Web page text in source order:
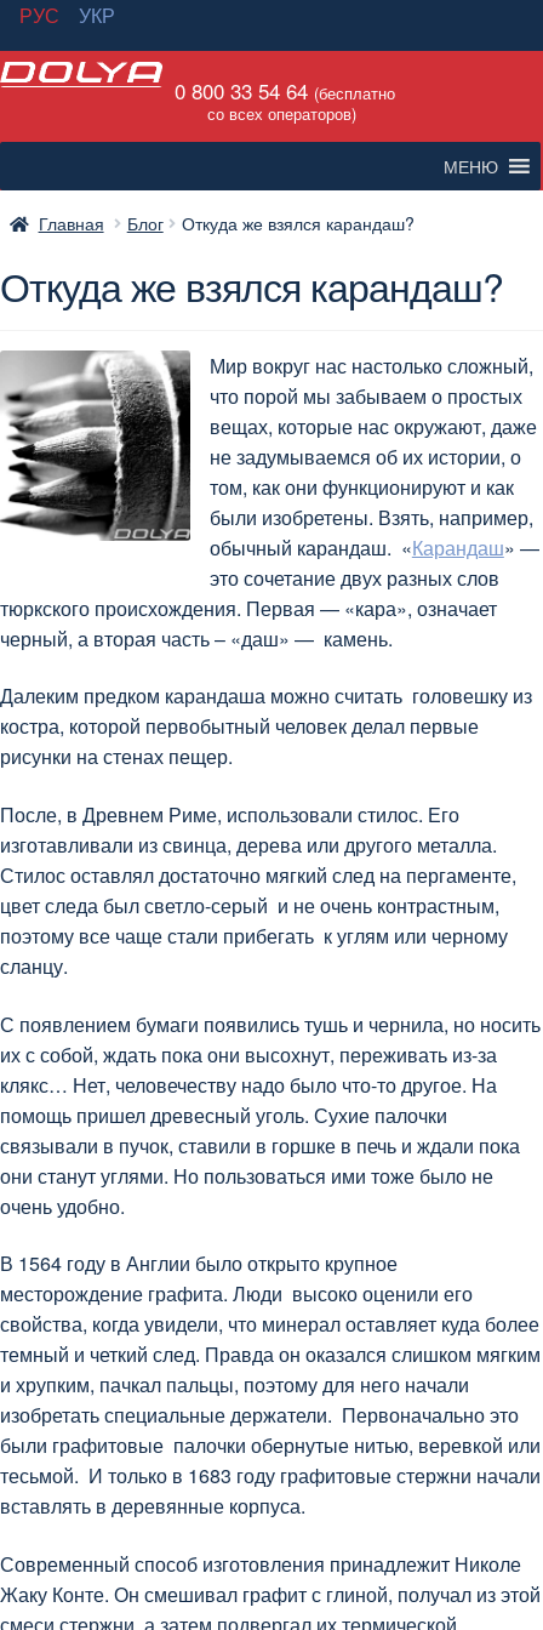
РУС
УКР
Перейти
навигации
Перейти
содержимому
0 800 33 54 64 (бесплатно
со всех операторов)
МЕНЮ
Главная Блог Откуда же взялся карандаш?
Откуда же взялся карандаш?
Мир вокруг нас настолько сложный,
что порой мы забываем о простых
вещах, которые нас окружают, даже
не задумываемся об их истории, о
том, как они функционируют и как
были изобретены. Взять, например,
обычный карандаш. «Карандаш» —
это сочетание двух разных слов
тюркского происхождения. Первая — «кара», означает
черный, а вторая часть – «даш» — камень.
Далеким предком карандаша можно считать головешку из
костра, которой первобытный человек делал первые
рисунки на стенах пещер.
После, в Древнем Риме, использовали стилос. Его
изготавливали из свинца, дерева или другого металла.
Стилос оставлял достаточно мягкий след на пергаменте,
цвет следа был светло-серый и не очень контрастным,
поэтому все чаще стали прибегать к углям или черному
сланцу.
С появлением бумаги появились тушь и чернила, но носить
их с собой, ждать пока они высохнут, переживать из-за
клякс… Нет, человечеству надо было что-то другое. На
помощь пришел древесный уголь. Сухие палочки
связывали в пучок, ставили в горшке в печь и ждали пока
они станут углями. Но пользоваться ими тоже было не
очень удобно.
В 1564 году в Англии было открыто крупное
месторождение графита. Люди высоко оценили его
свойства, когда увидели, что минерал оставляет куда более
темный и четкий след. Правда он оказался слишком мягким
и хрупким, пачкал пальцы, поэтому для него начали
изобретать специальные держатели. Первоначально это
были графитовые палочки обернутые нитью, веревкой или
тесьмой. И только в 1683 году графитовые стержни начали
вставлять в деревянные корпуса.
Современный способ изготовления принадлежит Николе
Жаку Конте. Он смешивал графит с глиной, получал из этой